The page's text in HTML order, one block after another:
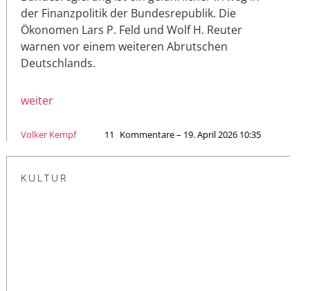
der Finanzpolitik der Bundesrepublik. Die
Ökonomen Lars P. Feld und Wolf H. Reuter
warnen vor einem weiteren Abrutschen
Deutschlands.
weiter
Volker Kempf 11 Kommentare – 19. April 2026 10:35
KULTUR